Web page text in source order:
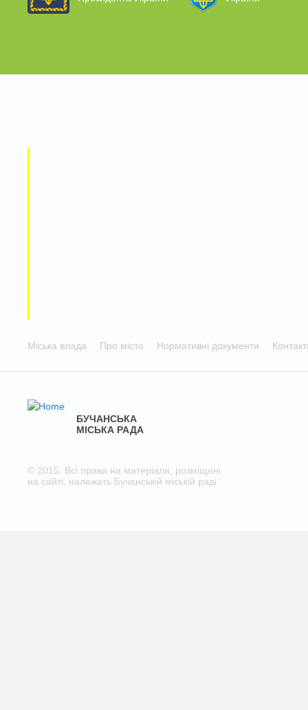
Міська влада Про місто Нормативні документи
БУЧАНСЬКА
МІСЬКА РАДА
© 2015. Всі права на матеріали, розміщені
на сайті, належать Бучанській міській раді